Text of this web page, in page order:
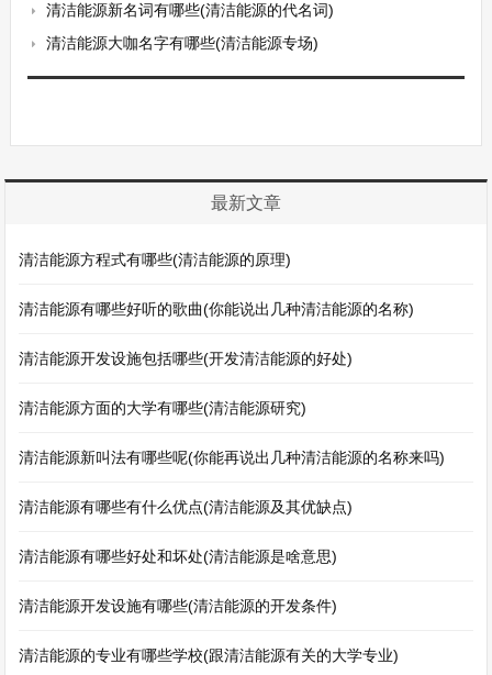
清洁能源新名词有哪些(清洁能源的代名词)
清洁能源大咖名字有哪些(清洁能源专场)
最新文章
清洁能源方程式有哪些(清洁能源的原理)
清洁能源有哪些好听的歌曲(你能说出几种清洁能源的名称)
清洁能源开发设施包括哪些(开发清洁能源的好处)
清洁能源方面的大学有哪些(清洁能源研究)
清洁能源新叫法有哪些呢(你能再说出几种清洁能源的名称来吗)
清洁能源有哪些有什么优点(清洁能源及其优缺点)
清洁能源有哪些好处和坏处(清洁能源是啥意思)
清洁能源开发设施有哪些(清洁能源的开发条件)
清洁能源的专业有哪些学校(跟清洁能源有关的大学专业)